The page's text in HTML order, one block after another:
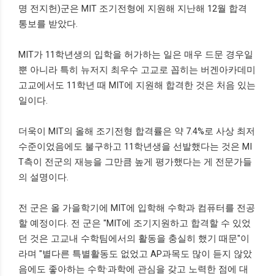
명 전지헌)군은 MIT 조기전형에 지원해 지난해 12월 합격
통보를 받았다.
MIT가 11학년생의 입학을 허가하는 일은 매우 드문 경우일
뿐 아니라 특히 뉴저지 최우수 고교로 꼽히는 버겐아카데미
고교에서도 11학년 때 MIT에 지원해 합격한 것은 처음 있는
일이다.
더욱이 MIT의 올해 조기전형 합격률은 약 7.4%로 사상 최저
수준이었음에도 불구하고 11학년생을 선발했다는 것은 MI
T측이 전군의 재능을 그만큼 높게 평가했다는 게 전문가들
의 설명이다.
전 군은 올 가을학기에 MIT에 입학해 수학과 컴퓨터를 전공
할 예정이다. 전 군은 "MIT에 조기지원하고 합격할 수 있었
던 것은 고교내 수학팀에서의 활동을 충실히 했기 때문"이
라며 "별다른 특별활동도 없었고 AP과목도 많이 듣지 않았
음에도 좋아하는 수학·과학에 관심을 갖고 노력한 점에 대